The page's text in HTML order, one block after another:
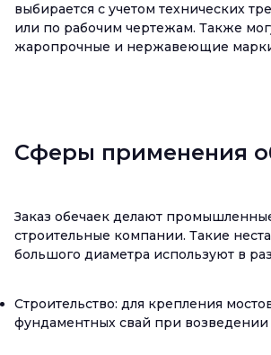
выбирается с учетом технических
или по рабочим чертежам. Также
жаропрочные и нержавеющие
Сферы применения
Заказ обечаек делают
строительные компании. Такие
большого диаметра используют в
Строительство: для крепления
фундаментных свай при возведении